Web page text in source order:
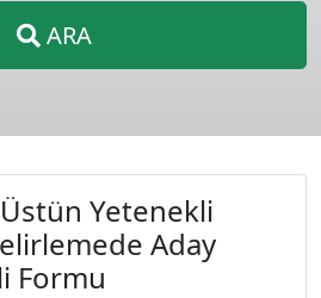
ARA
Yetenekli
Aday
Formu